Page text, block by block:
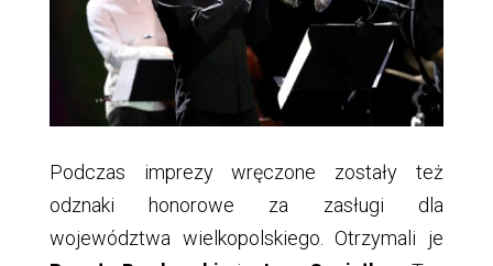
Podczas imprezy wręczone zostały też
odznaki honorowe za zasługi dla
województwa wielkopolskiego. Otrzymali je